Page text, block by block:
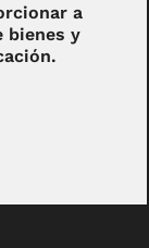
a
bienes y